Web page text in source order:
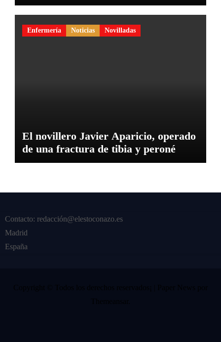
Enfermería Noticias Novilladas
El novillero Javier Aparicio, operado
de una fractura de tibia y peroné
Contacto: redacción@elestoconazo.es
Madrid
España